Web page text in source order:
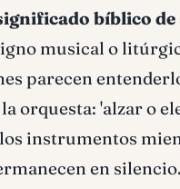
bíblico de
musical o
parecen
orquesta: 'alzar o
instrumentos
en silencio.